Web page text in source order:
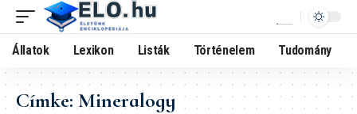
Állatok Lexikon Listák Történelem Tudomány
Címke:Mineralogy